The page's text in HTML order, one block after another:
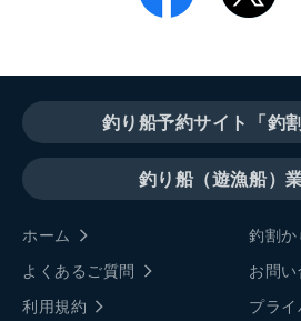
釣り船予約サイト「釣
釣り船（遊漁船）
ホーム
釣割か
よくあるご質問
お問
利用規約
プラ